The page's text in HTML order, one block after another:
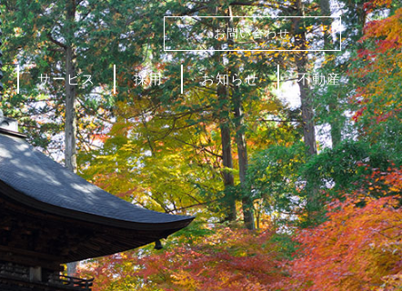
お問い合わせ
サービス 採用 お知らせ 不動産